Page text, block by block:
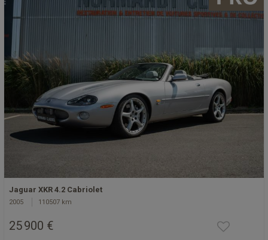
Jaguar XKR 4.2 Cabriolet
2005 110507 km
25 900 €